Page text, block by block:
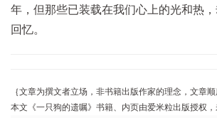
年，但那些已装载在我们心上的光和热
回忆。
｛文章为撰文者立场，非书籍出版作家的理念，文章
本文《一只狗的遗嘱》书籍、内页由爱米粒出版授权，